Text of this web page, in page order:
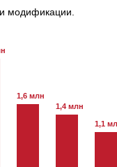
модификации.
1,6 млн
1,4 млн
1,1